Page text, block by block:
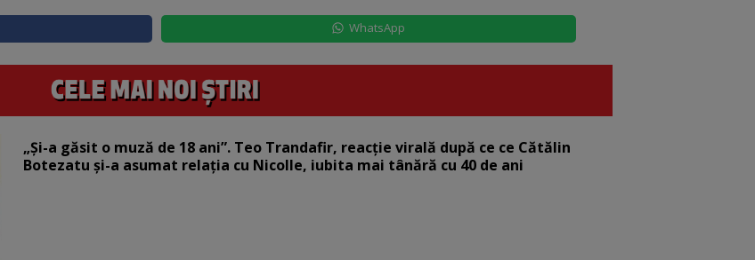
WhatsApp
„Și-a găsit o muză de 18 ani”. Teo Trandafir, reacție virală după ce ce Cătălin
Botezatu și-a asumat relația cu Nicolle, iubita mai tânără cu 40 de ani